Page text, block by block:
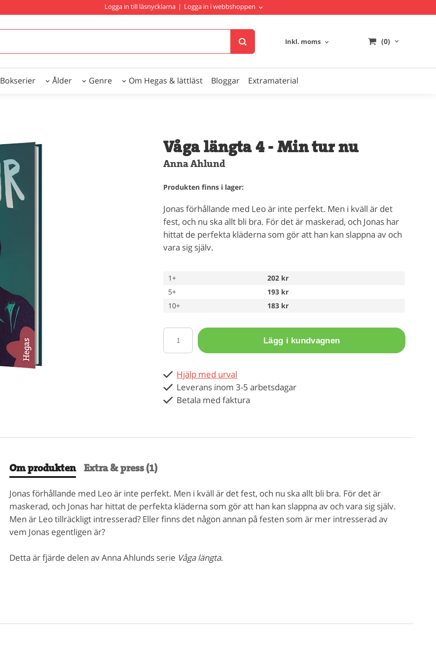
Logga in till läsnycklarna | Logga in i webbshoppen
Inkl. moms (0)
Bokserier Ålder Genre Om Hegas & lättläst Bloggar Extramaterial
Våga längta 4 - Min tur nu
Anna Ahlund
Produkten finns i lager:
Jonas förhållande med Leo är inte perfekt. Men i kväll är det
fest, och nu ska allt bli bra. För det är maskerad, och Jonas har
hittat de perfekta kläderna som gör att han kan slappna av och
vara sig själv.
1+
202 kr
5+
193 kr
10+
183 kr
Lägg i kundvagnen
Hjälp med urval
Leverans inom 3-5 arbetsdagar
Betala med faktura
Om produkten Extra & press (1)
Jonas förhållande med Leo är inte perfekt. Men i kväll är det fest, och nu ska allt bli bra. För det är
maskerad, och Jonas har hittat de perfekta kläderna som gör att han kan slappna av och vara sig själv.
Men är Leo tillräckligt intresserad? Eller finns det någon annan på festen som är mer intresserad av
vem Jonas egentligen är?
Detta är fjärde delen av Anna Ahlunds serie Våga längta.